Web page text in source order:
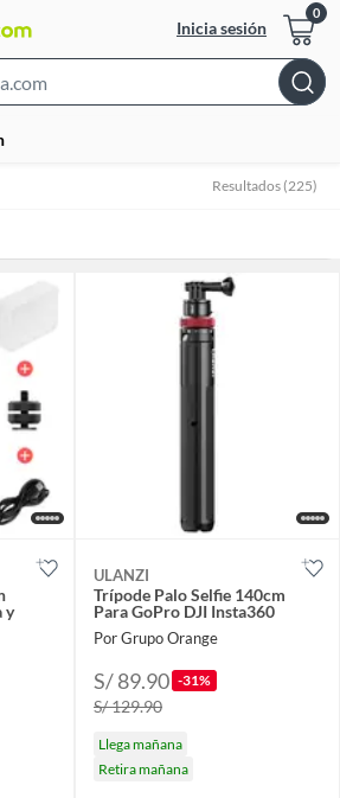
Inicia sesión
Bar
Resultados (225)
y
ULANZI
Trípode Palo Selfie 140cm
Para GoPro DJI Insta360
Por Grupo Orange
S/ 89.90 -31%
S/ 129.90
Llega mañana
Retira mañana